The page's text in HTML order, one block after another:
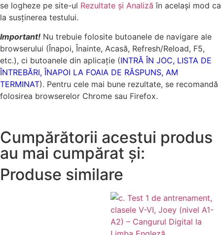
se logheze pe site-ul Rezultate și Analiză în același mod ca
la susținerea testului.
Important! Nu trebuie folosite butoanele de navigare ale
browserului (Înapoi, Înainte, Acasă, Refresh/Reload, F5,
etc.), ci butoanele din aplicație (INTRĂ ÎN JOC, LISTA DE
ÎNTREBĂRI, ÎNAPOI LA FOAIA DE RĂSPUNS, AM
TERMINAT). Pentru cele mai bune rezultate, se recomandă
folosirea browserelor Chrome sau Firefox.
Cumpărătorii acestui produs
au mai cumpărat și:
Produse similare